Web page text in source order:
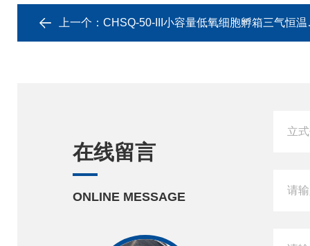
上一个： CHSQ-50-III小容量低氧细胞孵箱三气恒温培养箱
在线留言
ONLINE MESSAGE